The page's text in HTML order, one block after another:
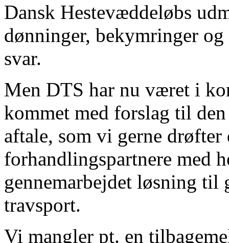
Dansk Hestevæddeløbs
dønninger, bekymringer
svar.
Men DTS har nu været i
kommet med forslag til
aftale, som vi gerne
forhandlingspartnere med
gennemarbejdet løsning til
travsport.
Vi mangler pt. en